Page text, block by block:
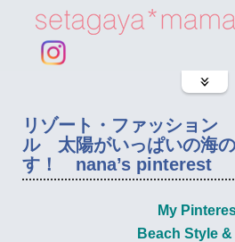
リゾート・ファッション
ル 太陽がいっぱいの海
す！ nana’s pinterest
My
Beach Style &